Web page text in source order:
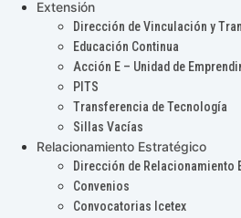
Extensión
Dirección de Vinculación y
Educación Continua
Acción E – Unidad de
PITS
Transferencia de Tecnología
Sillas Vacías
Relacionamiento Estratégico
Dirección de Relacionamiento
Convenios
Convocatorias Icetex